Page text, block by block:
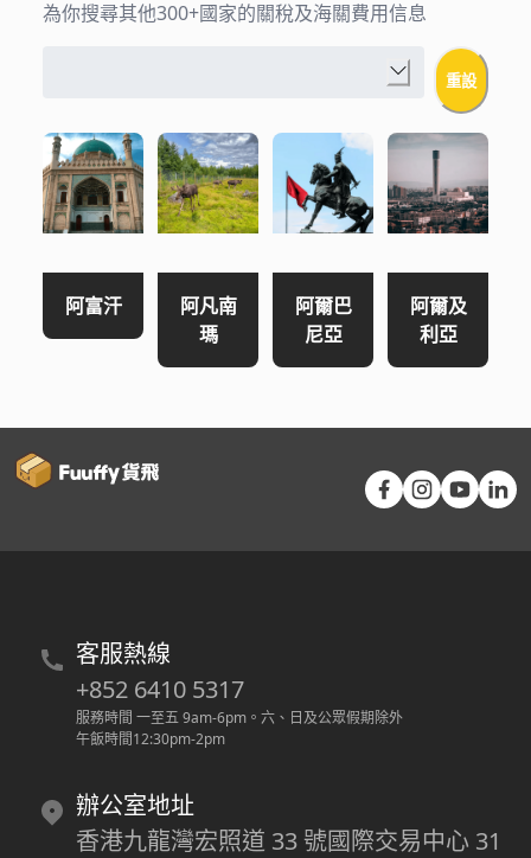
為你搜尋其他300+國家的關稅及海關費用信息
重設
阿富汗
阿凡南
瑪
阿爾巴
尼亞
阿爾及
利亞
客服熱線
+852 6410 5317
服務時間 一至五 9am-6pm 。 六、日及公眾假期除外
午飯時間12:30pm-2pm
辦公室地址
香港九龍灣宏照道 33 號國際交易中心 31